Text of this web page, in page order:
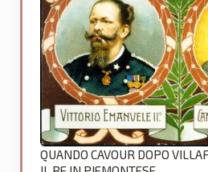
QUANDO CAVOUR DOPO